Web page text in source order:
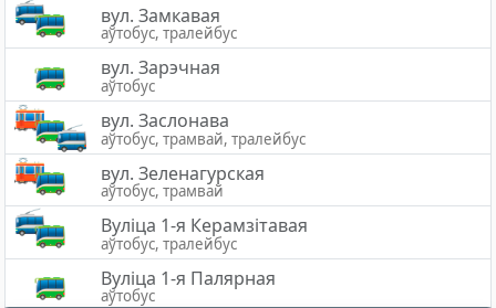
вул. Замкавая
аўтобус, тралейбус
вул. Зарэчная
аўтобус
вул. Заслонава
аўтобус, трамвай, тралейбус
вул. Зеленагурская
аўтобус, трамвай
Вуліца 1-я Керамзітавая
аўтобус, тралейбус
Вуліца 1-я Палярная
аўтобус